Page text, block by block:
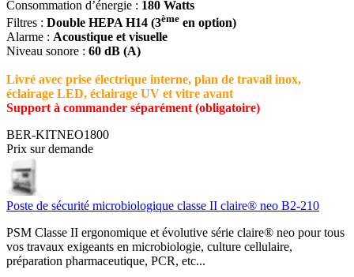
Consommation d’énergie : 180 Watts
Filtres : Double HEPA H14 (3ème en option)
Alarme : Acoustique et visuelle
Niveau sonore : 60 dB (A)
Livré avec prise électrique interne, plan de travail inox,
éclairage LED, éclairage UV et vitre avant
Support à commander séparément (obligatoire)
BER-KITNEO1800
Prix sur demande
Poste de sécurité microbiologique classe II claire® neo B2-210
PSM Classe II ergonomique et évolutive série claire® neo pour tous
vos travaux exigeants en microbiologie, culture cellulaire,
préparation pharmaceutique, PCR, etc...